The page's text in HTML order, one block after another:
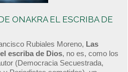
ONAKRA EL ESCRIBA DE
Rubiales Moreno, Las
escriba de Dios, no es, como los
(Democracia Secuestrada,